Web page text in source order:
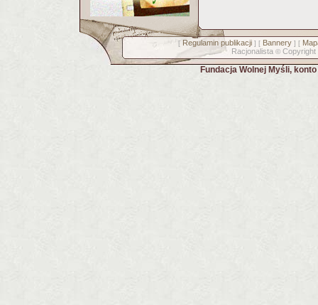
[ Regulamin publikacji] [ Bannery] [
Racjonalista © Copyright
Fundacja Wolnej Myśli,